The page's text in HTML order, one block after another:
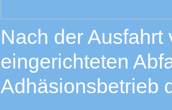
Nach der
eingerichteten
Adhäsionsbetrieb